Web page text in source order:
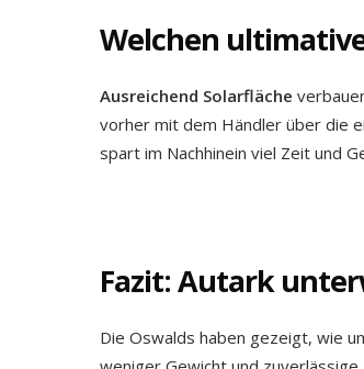
Welchen
Ausreichend Solarfläche
vorher mit dem Händler über die
spart im Nachhinein viel Zeit und
Fazit: Autark
Die Oswalds haben gezeigt, wie